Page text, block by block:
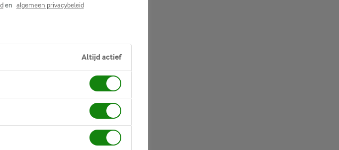
en algemeen privacybeleid
Altijd actief